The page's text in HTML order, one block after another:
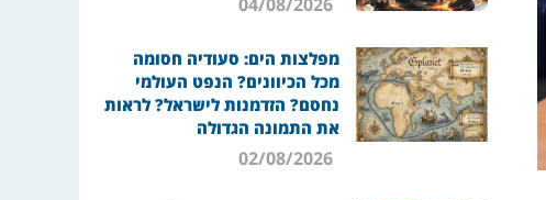
04/08/2026
מפלצות הים: סעודיה חסומה
מכל הכיוונים? הנפט העולמי
נחסם? הזדמנות לישראל? לראות
את התמונה הגדולה
02/08/2026